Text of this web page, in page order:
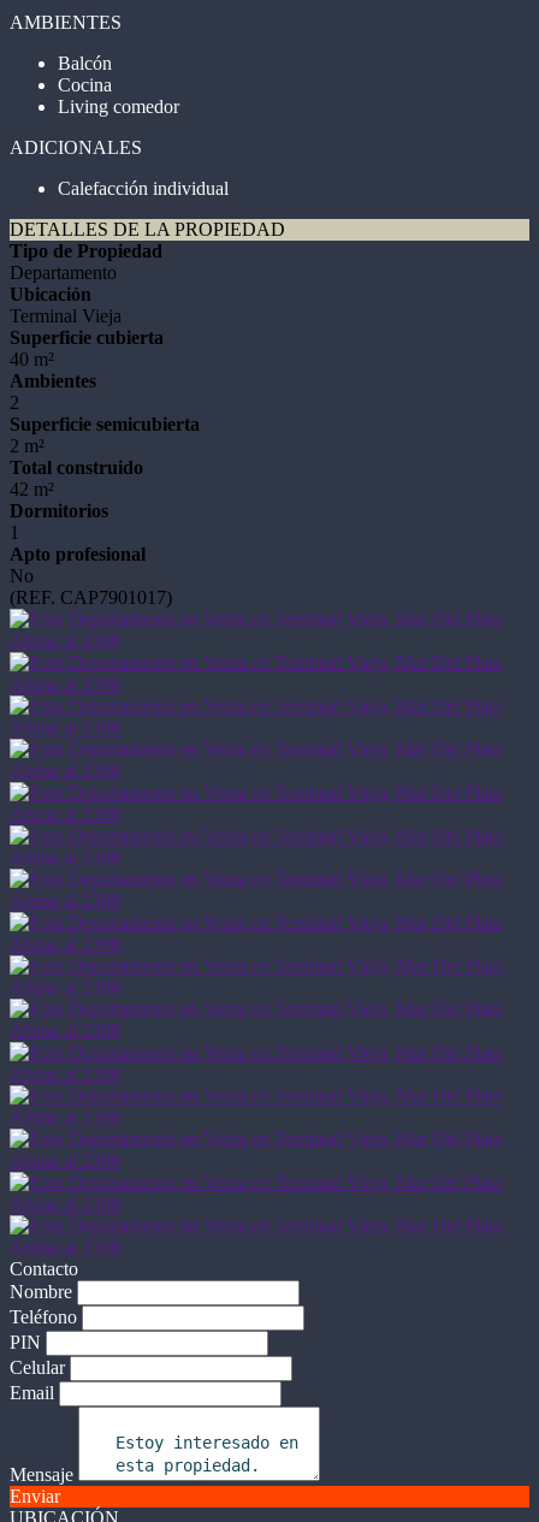
AMBIENTES
Balcón
Cocina
Living comedor
ADICIONALES
Calefacción individual
DETALLES DE LA PROPIEDAD
Tipo de Propiedad
Departamento
Ubicación
Terminal Vieja
Superficie cubierta
40 m²
Ambientes
2
Superficie semicubierta
2 m²
Total construido
42 m²
Dormitorios
1
Apto profesional
No
(REF. CAP7901017)
Contacto
Nombre
Teléfono
PIN
Celular
Email
Mensaje
Enviar
UBICACIÓN